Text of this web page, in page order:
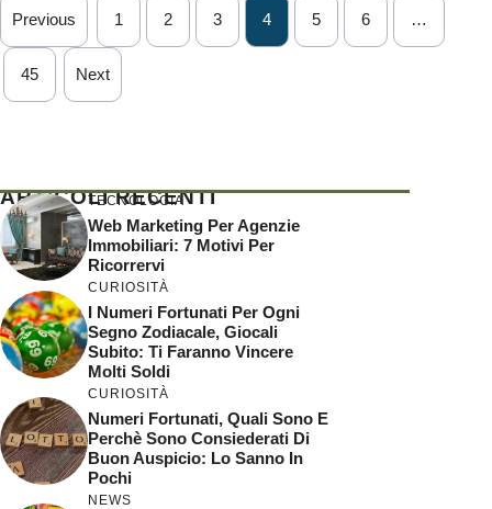
Previous 1 2 3 4 5 6 …
45 Next
ARTICOLI RECENTI
TECNOLOGIA
Web Marketing Per Agenzie
Immobiliari: 7 Motivi Per
Ricorrervi
CURIOSITÀ
I Numeri Fortunati Per Ogni
Segno Zodiacale, Giocali
Subito: Ti Faranno Vincere
Molti Soldi
CURIOSITÀ
Numeri Fortunati, Quali Sono E
Perchè Sono Consiederati Di
Buon Auspicio: Lo Sanno In
Pochi
NEWS